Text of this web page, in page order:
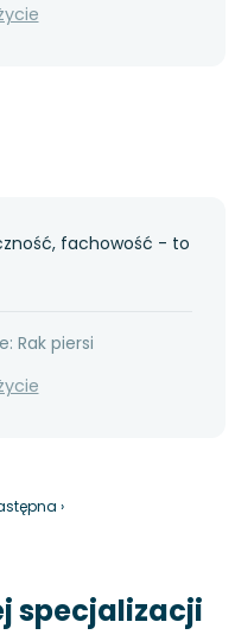
fachowość - to
Rak piersi
›
specjalizacji